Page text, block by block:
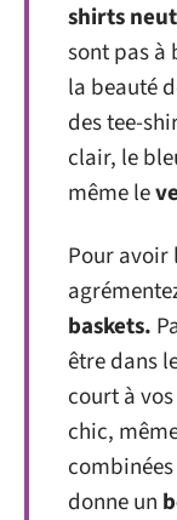
shirts
sont pas à
la beauté
des tee-
clair, le
même le
Pour avoir
baskets.
être dans
court à
chic,
donne un